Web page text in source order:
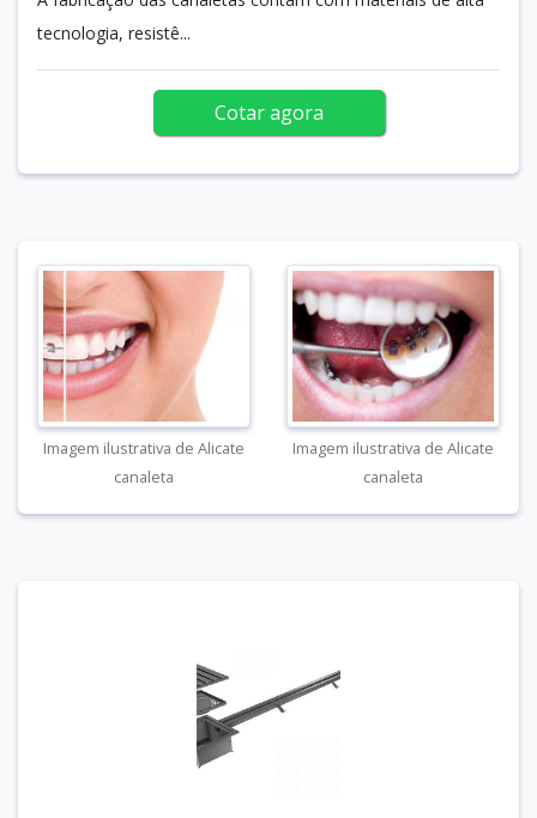
tecnologia, resistê...
Cotar agora
Imagem ilustrativa de Alicate
canaleta
Imagem ilustrativa de Alicate
canaleta